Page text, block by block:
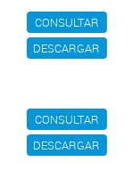
CONSULTAR
DESCARGAR
CONSULTAR
DESCARGAR